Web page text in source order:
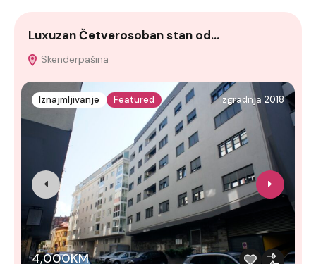
Luxuzan Četverosoban stan od…
Skenderpašina
Iznajmljivanje Featured Izgradnja 2018
4,000KM